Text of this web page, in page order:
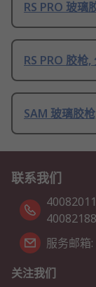
RS PRO 玻璃
RS PRO 胶枪
SAM 玻璃胶
联系我们
服务邮箱
关注我们